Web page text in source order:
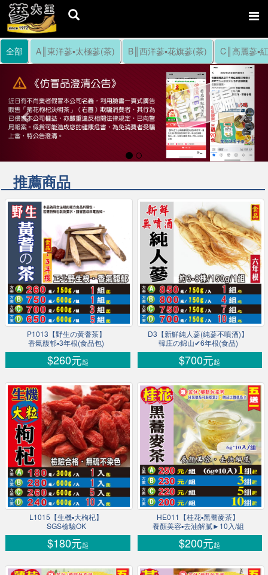
Previous
全部 A║東洋蔘▪太極蔘(茶) B║西洋蔘▪花旗蔘(茶) C║高麗蔘▪
推薦商品
P1013【野生の黃耆茶】
香氣馥郁▪3年根(食品包)
$260元起
D3【新鮮純人蔘(純蔘不噴酒)】
韓庄の錦山✔6年根(食品)
$700元起
L1015【生機▪大枸杞】
SGS檢驗OK
$180元起
HE011【桂花▪黑蕎麥茶】
養顏美容▪去油解膩►10入/組
$200元起